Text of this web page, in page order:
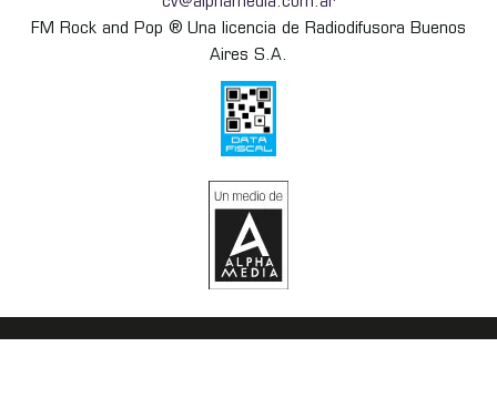
FM Rock and Pop ® Una licencia de Radiodifusora Buenos
Aires S.A.